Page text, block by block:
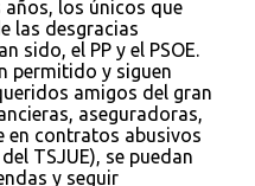
los únicos que
las desgracias
sido, el PP y el PSOE.
permitido y siguen
amigos del gran
aseguradoras,
en contratos abusivos
TSJUE), se puedan
y seguir